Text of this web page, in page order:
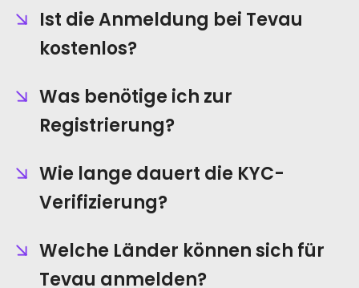
Ist die Anmeldung bei Tevau
kostenlos?
Was benötige ich zur
Registrierung?
Wie lange dauert die KYC-
Verifizierung?
Welche Länder können sich für
Tevau anmelden?